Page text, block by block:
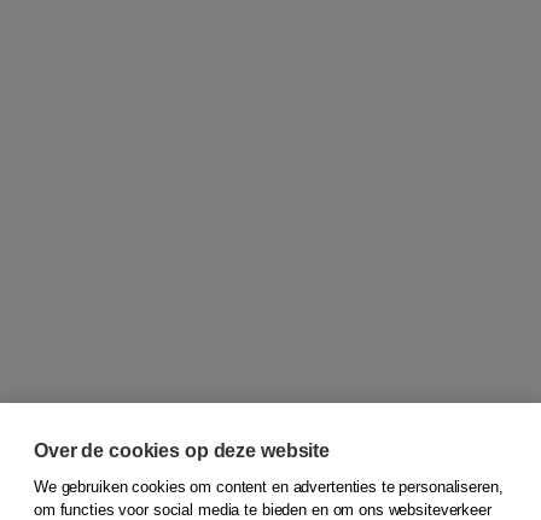
Over de cookies op deze website
We gebruiken cookies om content en advertenties te personaliseren,
om functies voor social media te bieden en om ons websiteverkeer